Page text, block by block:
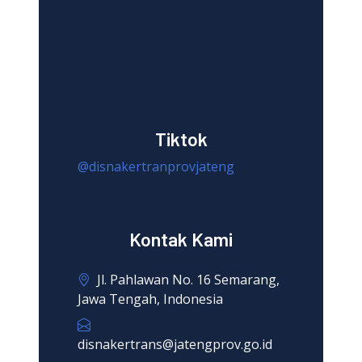
Tiktok
@disnakertranprovjateng
Kontak Kami
Jl. Pahlawan No. 16 Semarang,
Jawa Tengah, Indonesia
disnakertrans@jatengprov.go.id